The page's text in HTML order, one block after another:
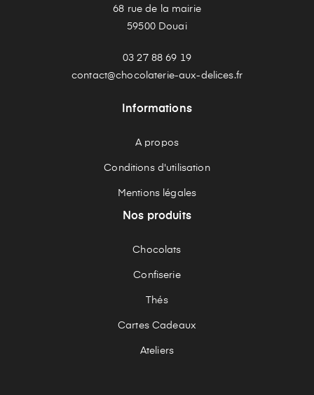
68 rue de la mairie
59500 Douai
03 27 88 69 19
contact@chocolaterie-aux-delices.fr
Informations
A propos
Conditions d'utilisation
Mentions légales
Nos produits
Chocolats
Confiserie
Thés
Cartes Cadeaux
Ateliers